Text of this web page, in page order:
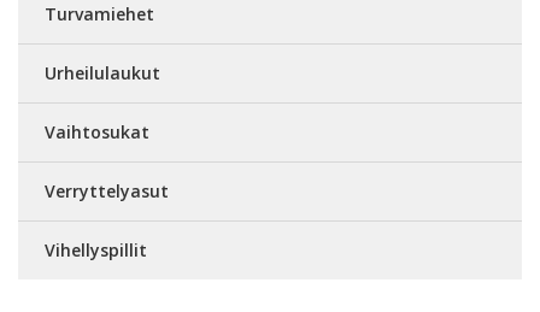
Turvamiehet
Urheilulaukut
Vaihtosukat
Verryttelyasut
Vihellyspillit